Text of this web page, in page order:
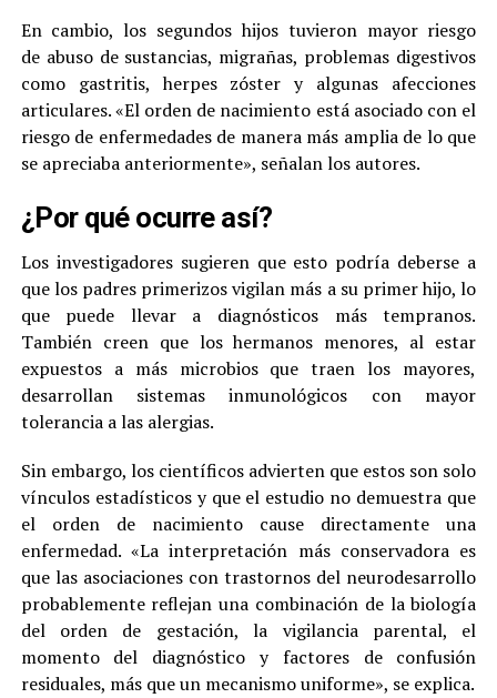
En cambio, los segundos hijos tuvieron mayor riesgo
de abuso de sustancias, migrañas, problemas digestivos
como gastritis, herpes zóster y algunas afecciones
articulares. «El orden de nacimiento está asociado con el
riesgo de enfermedades de manera más amplia de lo que
se apreciaba anteriormente», señalan los autores.
¿Por qué ocurre así?
Los investigadores sugieren que esto podría deberse a
que los padres primerizos vigilan más a su primer hijo, lo
que puede llevar a diagnósticos más tempranos.
También creen que los hermanos menores, al estar
expuestos a más microbios que traen los mayores,
desarrollan sistemas inmunológicos con mayor
tolerancia a las alergias.
Sin embargo, los científicos advierten que estos son solo
vínculos estadísticos y que el estudio no demuestra que
el orden de nacimiento cause directamente una
enfermedad. «La interpretación más conservadora es
que las asociaciones con trastornos del neurodesarrollo
probablemente reflejan una combinación de la biología
del orden de gestación, la vigilancia parental, el
momento del diagnóstico y factores de confusión
residuales, más que un mecanismo uniforme», se explica.